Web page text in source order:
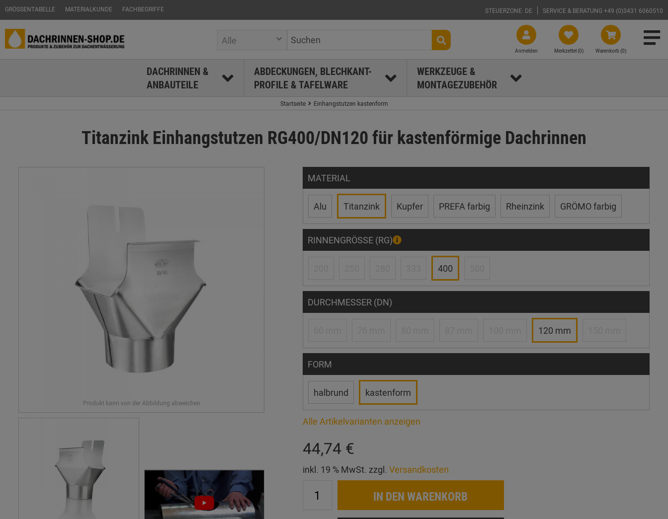
GRÖSSENTABELLE MATERIALKUNDE FACHBEGRIFFE STEUERZONE: DE SERVICE & BERATUNG +49 (0)3431 6060510
Warenkorb (0)
Merkzettel (0)
Anmelden
Alle
DACHRINNEN &
ANBAUTEILE
ABDECKUNGEN, BLECHKANT-
PROFILE & TAFELWARE
WERKZEUGE &
MONTAGEZUBEHÖR
Startseite Einhangstutzen kastenform
Titanzink Einhangstutzen RG400/DN120 für kastenförmige Dachrinnen
MATERIAL
Alu Titanzink Kupfer PREFA farbig Rheinzink GRÖMO farbig
RINNENGRÖSSE (RG)
400
DURCHMESSER (DN)
120 mm
FORM
halbrund kastenform
Alle Artikelvarianten anzeigen
44,74 €
inkl. 19 % MwSt. zzgl. Versandkosten
IN DEN WARENKORB